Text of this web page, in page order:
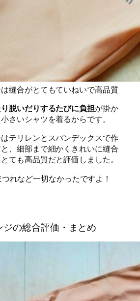
縫合がとてもていねいで高品質
脱いだりするたびに負担が掛か
さいシャツを着るからです。
テリレンとスパンデックスで作
と、細部まで細かくきれいに縫合
とても高品質だと評価しました。
れなど一切なかったですよ！
ジの総合評価・まとめ